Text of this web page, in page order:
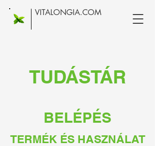
VITALONGIA.COM
TUDÁSTÁR
BELÉPÉS
TERMÉK ÉS HASZNÁLAT